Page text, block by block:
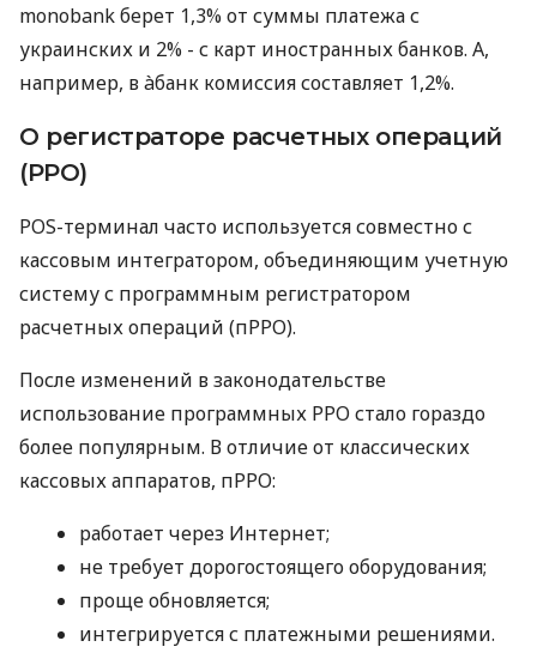
monobank берет 1,3% от суммы платежа с
украинских и 2% - с карт иностранных банков. А,
например, в àбанк комиссия составляет 1,2%.
О регистраторе расчетных операций
(РРО)
POS-терминал часто используется совместно с
кассовым интегратором, объединяющим учетную
систему с программным регистратором
расчетных операций (пРРО).
После изменений в законодательстве
использование программных РРО стало гораздо
более популярным. В отличие от классических
кассовых аппаратов, пРРО:
работает через Интернет;
не требует дорогостоящего оборудования;
проще обновляется;
интегрируется с платежными решениями.